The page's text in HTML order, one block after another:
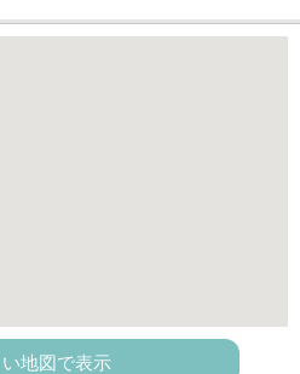
地図で表示